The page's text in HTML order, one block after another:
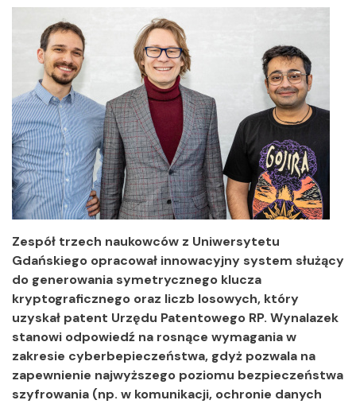
Zespół trzech naukowców z Uniwersytetu
Gdańskiego opracował innowacyjny system służący
do generowania symetrycznego klucza
kryptograficznego oraz liczb losowych, który
uzyskał patent Urzędu Patentowego RP. Wynalazek
stanowi odpowiedź na rosnące wymagania w
zakresie cyberbepieczeństwa, gdyż pozwala na
zapewnienie najwyższego poziomu bezpieczeństwa
szyfrowania (np. w komunikacji, ochronie danych